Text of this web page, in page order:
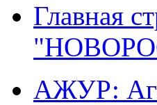
Главная
АЖУР: